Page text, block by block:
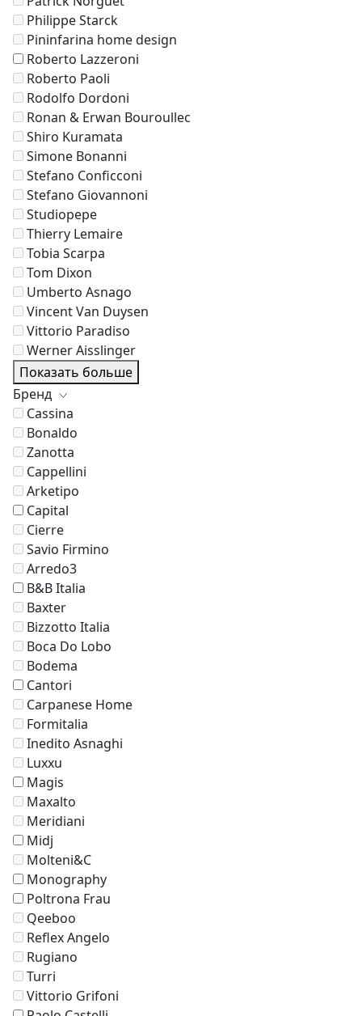
Philippe Starck
Pininfarina home design
Roberto Lazzeroni
Roberto Paoli
Rodolfo Dordoni
Ronan & Erwan Bouroullec
Shiro Kuramata
Simone Bonanni
Stefano Conficconi
Stefano Giovannoni
Studiopepe
Thierry Lemaire
Tobia Scarpa
Tom Dixon
Umberto Asnago
Vincent Van Duysen
Vittorio Paradiso
Werner Aisslinger
Показать больше
Бренд
Cassina
Bonaldo
Zanotta
Cappellini
Arketipo
Capital
Cierre
Savio Firmino
Arredo3
B&B Italia
Baxter
Bizzotto Italia
Boca Do Lobo
Bodema
Cantori
Carpanese Home
Formitalia
Inedito Asnaghi
Luxxu
Magis
Maxalto
Meridiani
Midj
Molteni&C
Monography
Poltrona Frau
Qeeboo
Reflex Angelo
Rugiano
Turri
Vittorio Grifoni